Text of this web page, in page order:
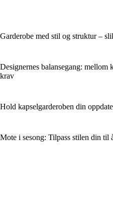
Garderobe med stil og struktur –
Designernes balansegang:
krav
Hold kapselgarderoben din
Mote i sesong: Tilpass stilen din til